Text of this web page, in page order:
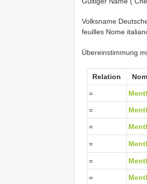
Volksname
feuilles Nome
Übereinstimmung
Relation Nom
=
=
=
=
=
=